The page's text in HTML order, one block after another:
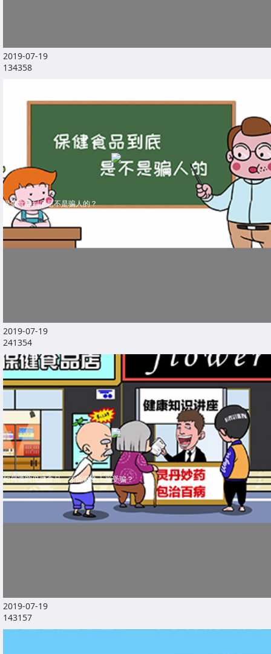
2019-07-19
134358
保健食品到底是不是骗人的？
2019-07-19
241354
如何选购保健食品，才能避免上当受骗？
2019-07-19
143157